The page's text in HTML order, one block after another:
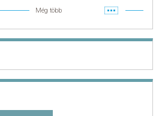
Még több